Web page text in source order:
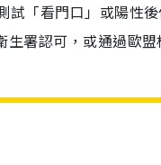
試「看門口」或陽性
生署認可，或通過歐盟